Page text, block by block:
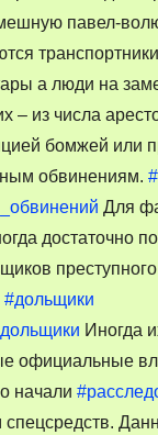
павел-
а люди на
– из числа
бомжей или
обвинениям.
Для
достаточно
преступного
#дольщики
Иногда
официальные
начали